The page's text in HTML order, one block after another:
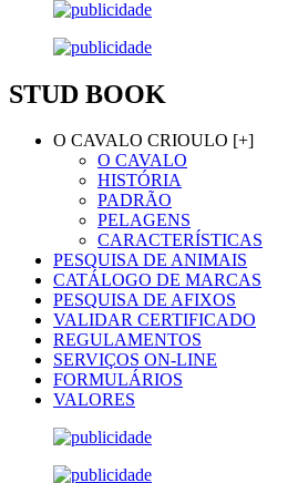
STUD BOOK
O CAVALO CRIOULO [+]
O CAVALO
HISTÓRIA
PADRÃO
PELAGENS
CARACTERÍSTICAS
PESQUISA DE ANIMAIS
CATÁLOGO DE MARCAS
PESQUISA DE AFIXOS
VALIDAR CERTIFICADO
REGULAMENTOS
SERVIÇOS ON-LINE
FORMULÁRIOS
VALORES